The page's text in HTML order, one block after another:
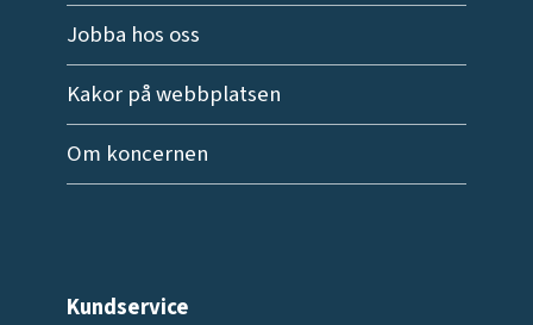
Jobba hos oss
Kakor på webbplatsen
Om koncernen
Kundservice